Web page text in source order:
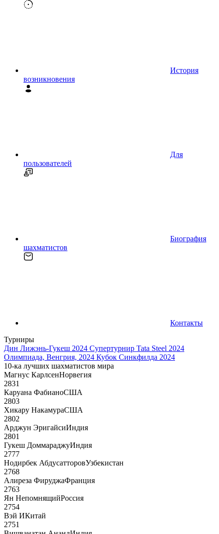
История
возникновения
Для
пользователей
Биография
шахматистов
Контакты
Турниры
Дин Лижэнь-Гукеш 2024 Супертурнир Tata Steel 2024
Олимпиада, Венгрия, 2024 Кубок Синкфилда 2024
10-ка лучших шахматистов мира
Магнус КарлсенНорвегия
2831
Каруана ФабианоСША
2803
Хикару НакамураСША
2802
Арджун ЭригайсиИндия
2801
Гукеш ДоммараджуИндия
2777
Нодирбек АбдусатторовУзбекистан
2768
Алиреза ФируджаФранция
2763
Ян НепомнящийРоссия
2754
Вэй ИКитай
2751